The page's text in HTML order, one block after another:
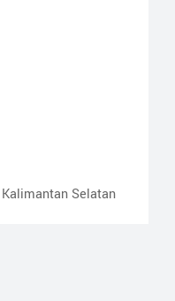
Selatan